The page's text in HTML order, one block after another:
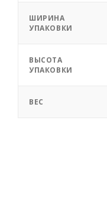
ШИРИНА
УПАКОВКИ
ВЫСОТА
УПАКОВКИ
ВЕС